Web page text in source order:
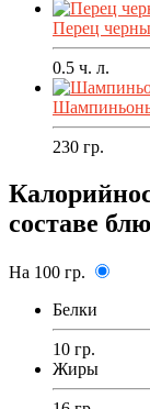
Перец
0.5 ч. л.
230 гр.
составе
На 100 гр.
Белки
10 гр.
Жиры